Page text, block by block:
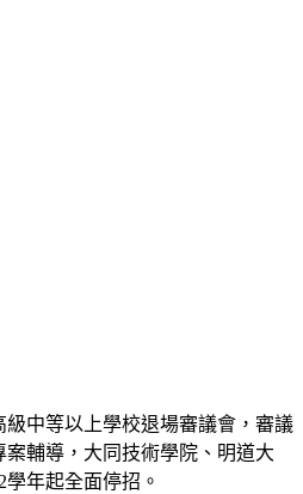
中等以上學校退場審議會，審議
輔導，大同技術學院、明道大